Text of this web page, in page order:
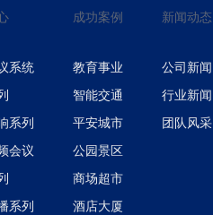
操作简单实
建立设备维
调度清单
收费标准设
行；
系统
系列
会议
系列
成功案例
教育事业
智能交通
平安城市
公园景区
商场超市
酒店大厦
新闻动态
公司新闻
行业新闻
团队风采